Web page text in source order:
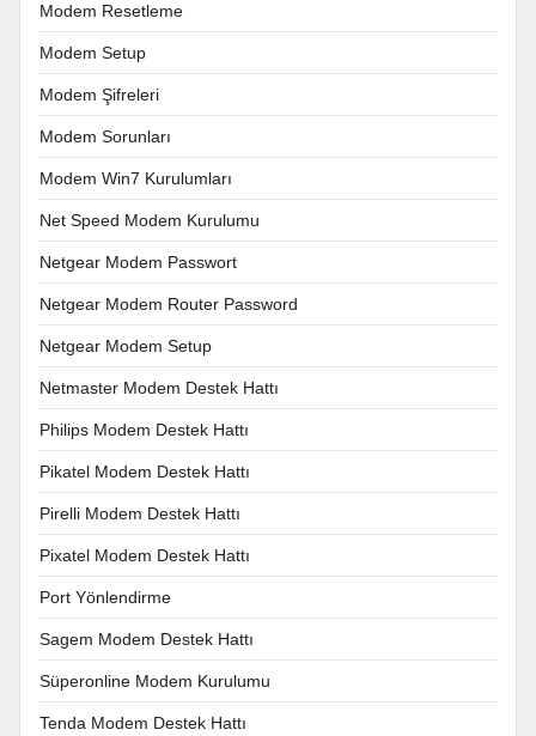
Modem Resetleme
Modem Setup
Modem Şifreleri
Modem Sorunları
Modem Win7 Kurulumları
Net Speed Modem Kurulumu
Netgear Modem Passwort
Netgear Modem Router Password
Netgear Modem Setup
Netmaster Modem Destek Hattı
Philips Modem Destek Hattı
Pikatel Modem Destek Hattı
Pirelli Modem Destek Hattı
Pixatel Modem Destek Hattı
Port Yönlendirme
Sagem Modem Destek Hattı
Süperonline Modem Kurulumu
Tenda Modem Destek Hattı